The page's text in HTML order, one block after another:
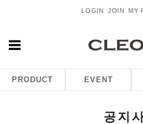
LOGIN JOIN MY
PRODUCT EVENT
공지